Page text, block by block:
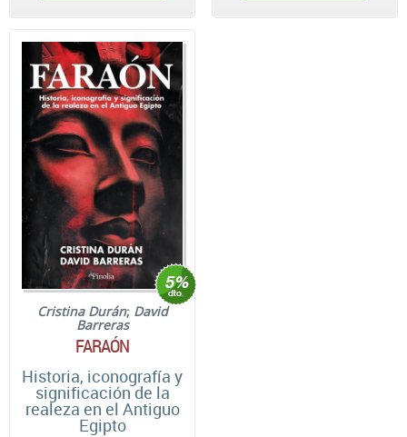
Cristina Durán; David
Barreras
FARAÓN
Historia, iconografía y
significación de la
realeza en el Antiguo
Egipto